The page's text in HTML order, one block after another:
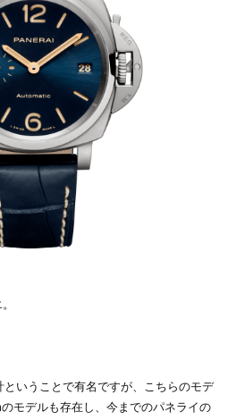
いうことで有名ですが、こちらのモデ
モデルも存在し、今までのパネライの